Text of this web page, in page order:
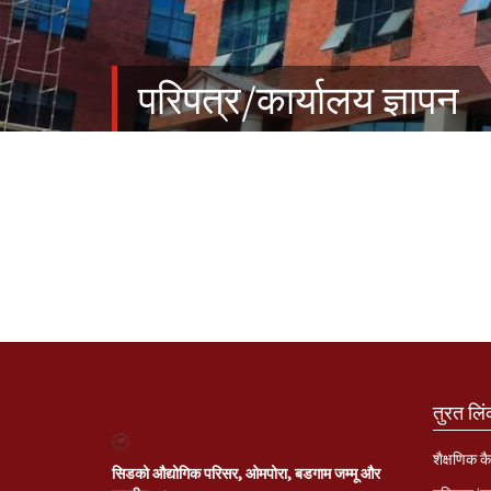
परिपत्र/कार्यालय ज्ञापन
सिडको औद्योगिक परिसर, ओमपोरा, बडगाम जम्मू और
तुरत
शैक्षणिक